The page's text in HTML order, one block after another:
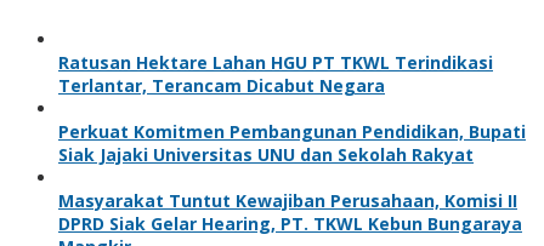
Ratusan Hektare Lahan HGU PT TKWL Terindikasi
Terlantar, Terancam Dicabut Negara
Perkuat Komitmen Pembangunan Pendidikan, Bupati
Siak Jajaki Universitas UNU dan Sekolah Rakyat
Masyarakat Tuntut Kewajiban Perusahaan, Komisi II
DPRD Siak Gelar Hearing, PT. TKWL Kebun Bungaraya